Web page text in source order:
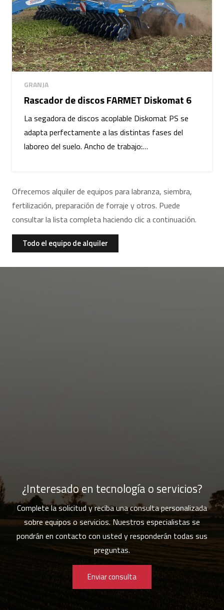
GRANJA
Rascador de discos FARMET Diskomat 6
La segadora de discos acoplable Diskomat PS se
adapta perfectamente a las distintas fases del
laboreo del suelo. Ancho de trabajo:…
Ofrecemos alquiler de equipos para labranza, siembra,
fertilización, preparación de forraje y otros. Puede
consultar la lista completa haciendo clic a continuación.
Todo el equipo de alquiler
¿Interesado en tecnología o servicios?
Complete la solicitud y reciba una consulta personalizada
sobre equipos o servicios. Nuestros especialistas se
pondrán en contacto con usted y responderán todas sus
preguntas.
Enviar consulta